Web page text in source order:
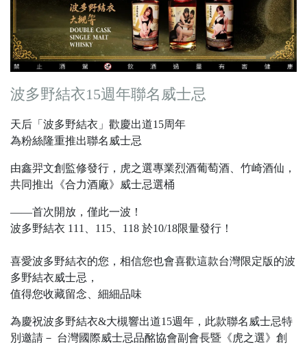
波多野結衣15週年聯名威士忌
天后「波多野結衣」歡慶出道15周年
為粉絲隆重推出聯名威士忌
由鑫羿文創監修發行，虎之選專業烈酒葡萄酒、竹崎酒仙，
共同推出《合力酒廠》威士忌選桶
——首次開放，僅此一波！
波多野結衣 111、115、118 於10/18限量發行！
喜愛波多野結衣的您，相信您也會喜歡這款台灣限定版的波
多野結衣威士忌，
值得您收藏留念、細細品味
為慶祝波多野結衣&大槻響出道15週年，此款聯名威士忌特
別邀請－ 台灣國際威士忌品酩協會副會長暨《虎之選》創